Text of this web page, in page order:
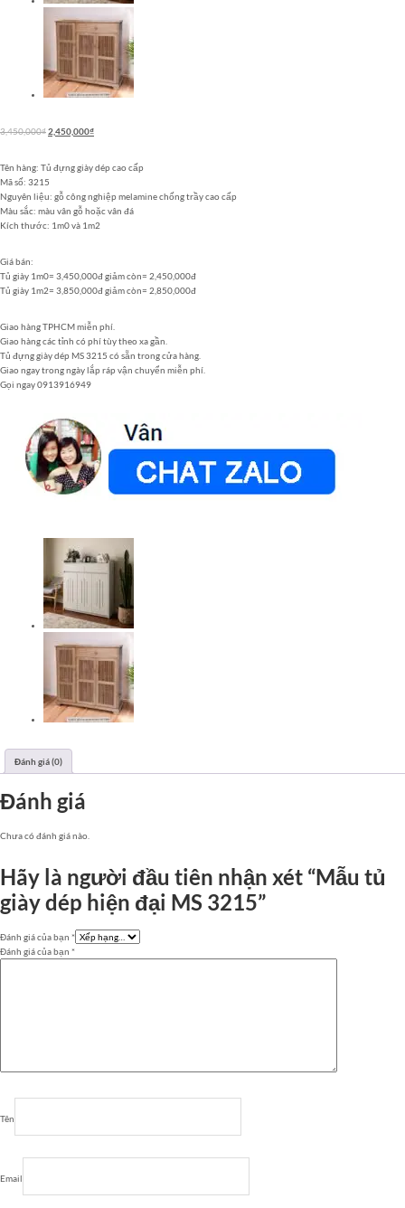
3,450,000₫Giá
3,450,000₫.
2,450,000₫Giá
là:
Tên hàng: Tủ đựng giày dép cao cấp
Mã số: 3215
Nguyên liệu: gỗ công nghiệp melamine chống trầy cao cấp
Màu sắc: màu vân gỗ hoặc vân đá
Kích thước: 1m0 và 1m2
Giá bán:
Tủ giày 1m0= 3,450,000đ giảm còn= 2,450,000đ
Tủ giày 1m2= 3,850,000đ giảm còn= 2,850,000đ
Giao hàng TPHCM miễn phí.
Giao hàng các tỉnh có phí tùy theo xa gần.
Tủ đựng giày dép MS 3215 có sẵn trong cửa hàng.
Giao ngay trong ngày lắp ráp vận chuyển miễn phí.
Gọi ngay 0913916949
Đánh giá (0)
Đánh giá
Chưa có đánh giá nào.
Hãy là người đầu tiên nhận xét “Mẫu tủ
giày dép hiện đại MS 3215”
Đánh giá của bạn *
Đánh giá của bạn *
Tên
Email